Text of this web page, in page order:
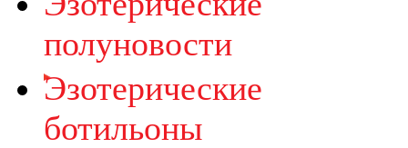
полуновости
Эзотерические
ботильоны